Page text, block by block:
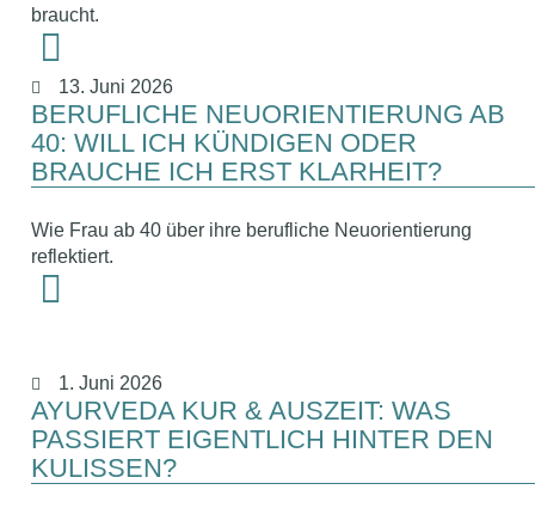
braucht.
13. Juni 2026
BERUFLICHE NEUORIENTIERUNG AB
40: WILL ICH KÜNDIGEN ODER
BRAUCHE ICH ERST KLARHEIT?
Wie Frau ab 40 über ihre berufliche Neuorientierung
reflektiert.
1. Juni 2026
AYURVEDA KUR & AUSZEIT: WAS
PASSIERT EIGENTLICH HINTER DEN
KULISSEN?